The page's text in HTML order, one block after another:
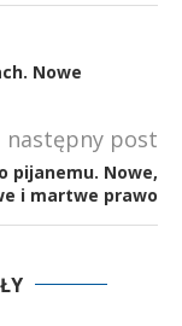
Nowe
następny post
pijanemu. Nowe,
i martwe prawo